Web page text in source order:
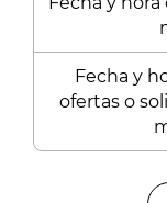
Fecha y
ofertas o